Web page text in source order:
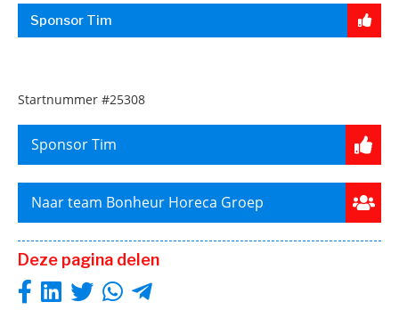
Sponsor Tim
Startnummer #25308
Sponsor Tim
Naar team Bonheur Horeca Groep
Deze pagina delen